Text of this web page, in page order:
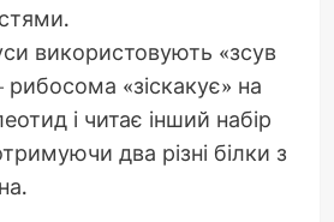
використовують «зсув
«зіскакує» на
і читає інший набір
два різні білки з